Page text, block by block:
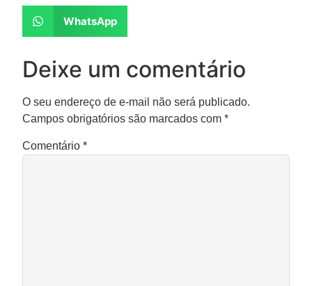
WhatsApp
Deixe um comentário
O seu endereço de e-mail não será publicado.
Campos obrigatórios são marcados com *
Comentário *